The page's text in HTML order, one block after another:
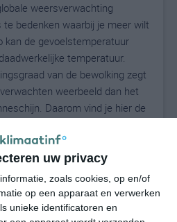
uw privacy
zoals cookies, op en/of
op een apparaat en verwerken
unieke identificatoren en
weersverwachting
bedenken waarbij je meer wilt
kan de gevoelstemperatuur
temperatuur.
van de bewolking zegt
weerbeeld dan het
Daarom vind je hier de